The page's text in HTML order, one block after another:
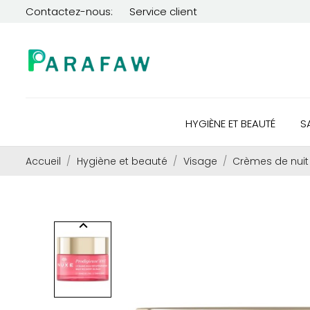
Contactez-nous: Service client
HYGIÈNE ET BEAUTÉ
Accueil Hygiène et beauté Visage Crèmes de nuit
keyboard_arrow_left